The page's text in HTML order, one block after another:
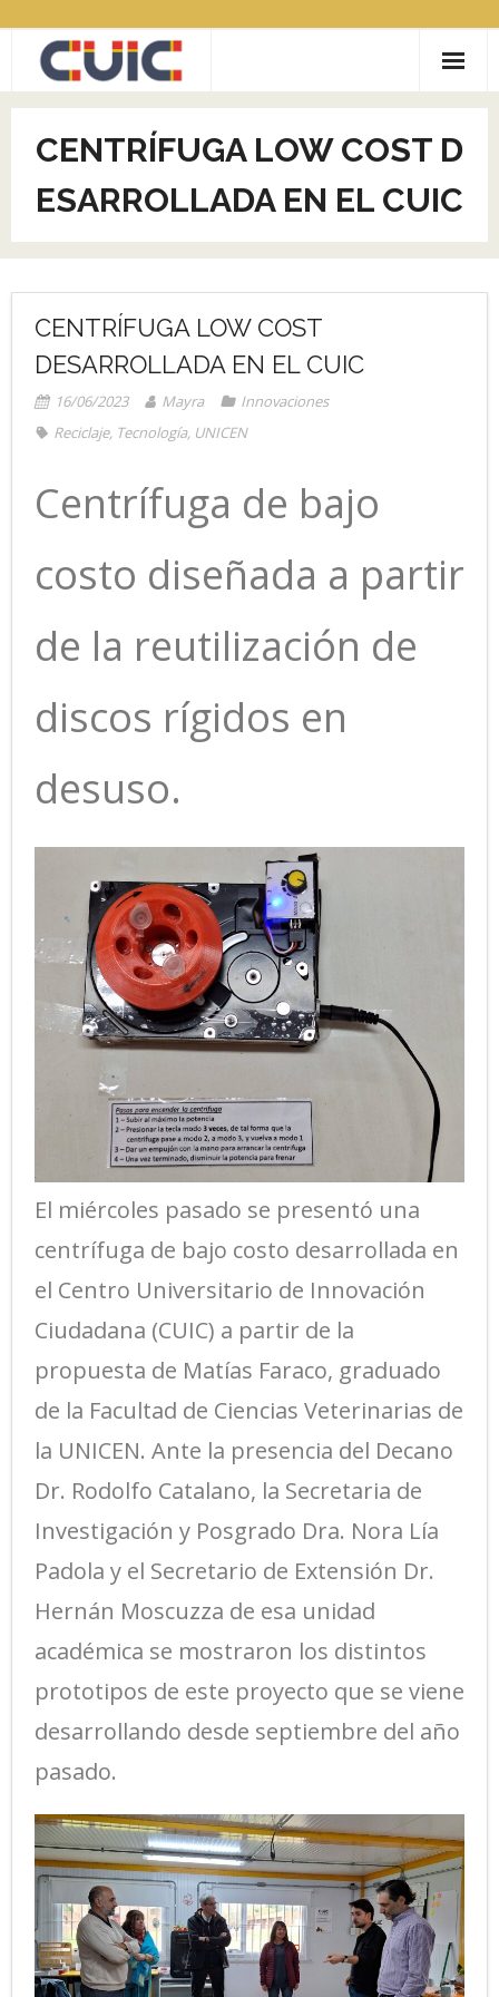
contenido
ACERCA DE CUIC
CONVOCATORIAS
- LABIC Reciclaje inclusivo
- COVID19
COMUNIDADES
- CityLAB
- GAMEREV
- RECICLAJE CON INCLUSIÓN SOCIAL
- ROBÓTICA EDUCATIVA
Contacto
CENTRÍFUGA LOW COST D
ESARROLLADA EN EL CUIC
CENTRÍFUGA LOW COST
DESARROLLADA EN EL CUIC
16/06/2023 Mayra
Innovaciones
Reciclaje, Tecnología, UNICEN
Centrífuga de bajo
costo diseñada a partir
de la reutilización de
discos rígidos en
desuso.
El miércoles pasado se presentó una
centrífuga de bajo costo desarrollada en
el Centro Universitario de Innovación
Ciudadana (CUIC) a partir de la
propuesta de Matías Faraco, graduado
de la Facultad de Ciencias Veterinarias de
la UNICEN. Ante la presencia del Decano
Dr. Rodolfo Catalano, la Secretaria de
Investigación y Posgrado Dra. Nora Lía
Padola y el Secretario de Extensión Dr.
Hernán Moscuzza de esa unidad
académica se mostraron los distintos
prototipos de este proyecto que se viene
desarrollando desde septiembre del año
pasado.